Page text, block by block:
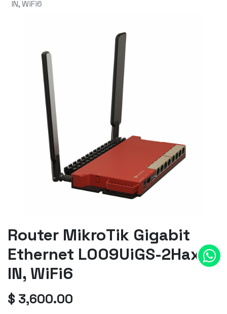
IN, WiFi6
Router MikroTik Gigabit
Ethernet L009UiGS-2HaxD-
IN, WiFi6
$ 3,600.00